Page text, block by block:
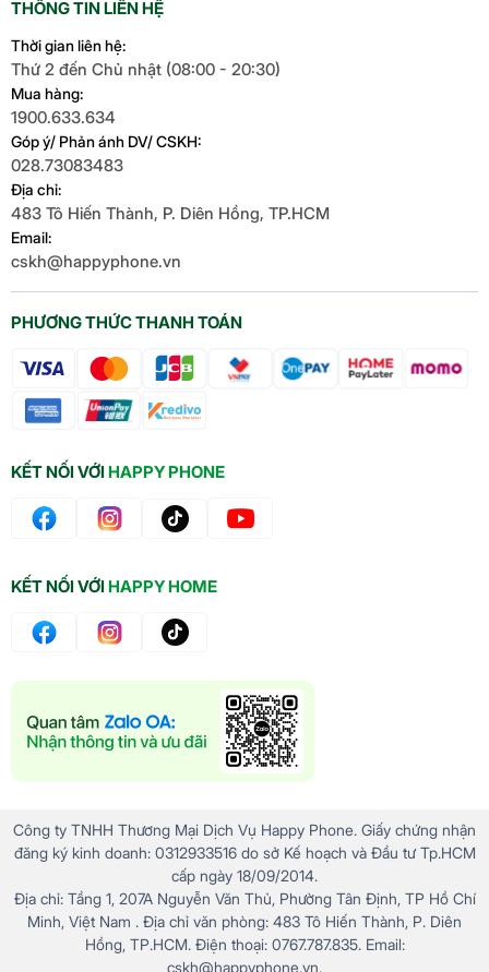
PHƯƠNG THỨC THANH TOÁN
KẾT NỐI VỚIHAPPY PHONE
THÔNG TIN LIÊN HỆ
Thời gian liên hệ:
Thứ 2 đến Chủ nhật (08:00 - 20:30)
Mua hàng:
1900.633.634
Góp ý/ Phản ánh DV/ CSKH:
028.73083483
Địa chỉ:
483 Tô Hiến Thành, P. Diên Hồng, TP.HCM
Email:
cskh@happyphone.vn
KẾT NỐI VỚIHAPPY HOME
Công ty TNHH Thương Mại Dịch Vụ Happy Phone. Giấy chứng nhận
đăng ký kinh doanh: 0312933516 do sở Kế hoạch và Đầu tư Tp.HCM
cấp ngày 18/09/2014.
Địa chỉ: Tầng 1, 207A Nguyễn Văn Thủ, Phường Tân Định, TP Hồ Chí
Minh, Việt Nam . Địa chỉ văn phòng: 483 Tô Hiến Thành, P. Diên
Hồng, TP.HCM. Điện thoại: 0767.787.835. Email:
cskh@happyphone.vn.